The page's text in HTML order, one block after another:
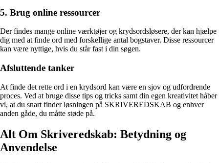
5. Brug online ressourcer
Der findes mange online værktøjer og krydsordsløsere, der kan hjælpe
dig med at finde ord med forskellige antal bogstaver. Disse ressourcer
kan være nyttige, hvis du står fast i din søgen.
Afsluttende tanker
At finde det rette ord i en krydsord kan være en sjov og udfordrende
proces. Ved at bruge disse tips og tricks samt din egen kreativitet håber
vi, at du snart finder løsningen på SKRIVEREDSKAB og enhver
anden gåde, du måtte støde på.
Alt Om Skriveredskab: Betydning og
Anvendelse